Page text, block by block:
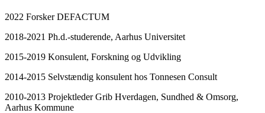
2022 Forsker DEFACTUM
2018-2021 Ph.d.-studerende, Aarhus Universitet
2015-2019 Konsulent, Forskning og Udvikling
2014-2015 Selvstændig konsulent hos Tonnesen Consult
2010-2013 Projektleder Grib Hverdagen, Sundhed & Omsorg,
Aarhus Kommune